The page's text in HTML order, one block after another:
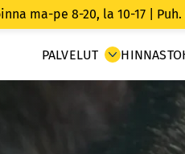
ma-pe 8-20, la 10-17 |
PALVELUT HINNASTO